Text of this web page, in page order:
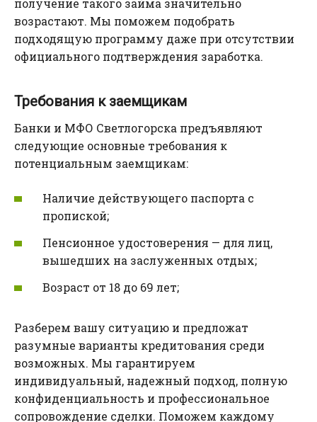
получение такого займа значительно
возрастают. Мы поможем подобрать
подходящую программу даже при отсутствии
официального подтверждения заработка.
Требования к заемщикам
Банки и МФО Светлогорска предъявляют
следующие основные требования к
потенциальным заемщикам:
Наличие действующего паспорта с
пропиской;
Пенсионное удостоверения — для лиц,
вышедших на заслуженных отдых;
Возраст от 18 до 69 лет;
Разберем вашу ситуацию и предложат
разумные варианты кредитования среди
возможных. Мы гарантируем
индивидуальный, надежный подход, полную
конфиденциальность и профессиональное
сопровождение сделки. Поможем каждому